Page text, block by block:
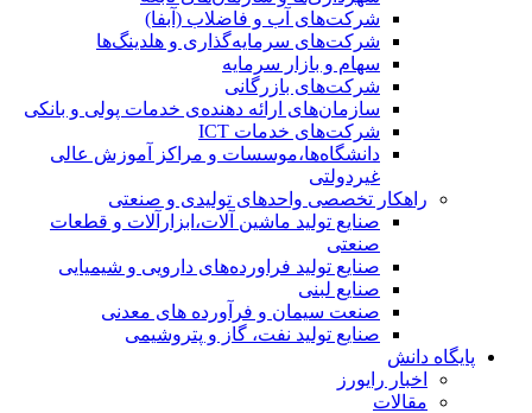
شرکت‌های آب و فاضلاب (آبفا)
شرکت‌های سرمایه‌گذاری و هلدینگ‌ها
سهام و بازار سرمایه
شرکت‌های بازرگانی
سازمان‌های ارائه دهنده‌ی خدمات پولی و بانکی
شرکت‌های خدمات ICT
دانشگاه‌ها،موسسات و مراکز آموزش عالی
غیردولتی
راهکار تخصصی واحدهای تولیدی و صنعتی
صنایع توليد ماشين آلات،ابزارآلات و قطعات
صنعتی
صنایع تولید فراورده‌های دارویی و شیمیایی
صنایع لبنی
صنعت سیمان و فرآورده های معدنی
صنایع تولید نفت، گاز و پتروشيمی
پایگاه دانش
اخبار رایورز
مقالات